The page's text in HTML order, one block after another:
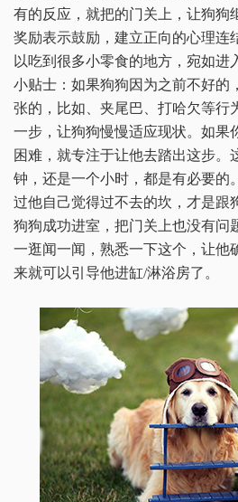
有的反应，就把的门关上，让狗狗
奖励表示鼓励，建立正向的心理连
以吃到很多小零食的地方，宛如进
小贴士：如果狗狗因为之前不好的
张的，比如、夹尾巴、打哈欠等行
一步，让狗狗慢慢适应现状。如果
困难，就专注于让他去踏出这步。
钟，还是一个小时，都是有必要的
过他自己觉得过不去的坎，才是跟
狗狗成功进室，把门关上也没有问
一逛闻一闻，熟悉一下这个，让他
来就可以引导他进缸/淋浴房了。